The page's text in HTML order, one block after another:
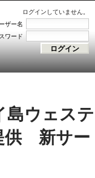
ログインしていません。
ザー名
ワード
島ウェステ
供 新サー